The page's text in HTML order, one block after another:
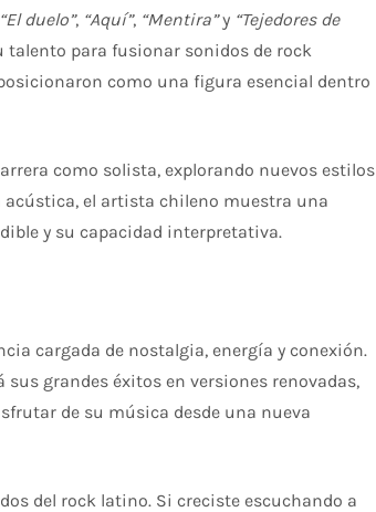
“El duelo”, “Aquí”, “Mentira”y “Tejedores de
talento para fusionar sonidos de rock
como una figura esencial dentro
como solista, explorando nuevos estilos
el artista chileno muestra una
y su capacidad interpretativa.
cargada de nostalgia, energía y conexión.
grandes éxitos en versiones renovadas,
de su música desde una nueva
del rock latino. Si creciste escuchando a